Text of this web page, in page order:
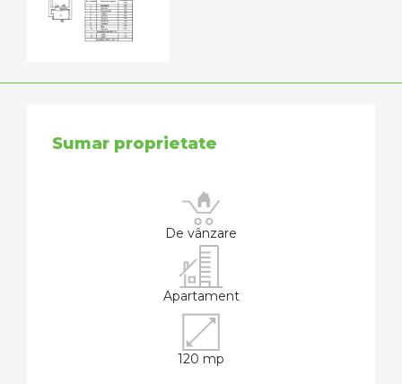
Sumar proprietate
De vânzare
Apartament
120 mp